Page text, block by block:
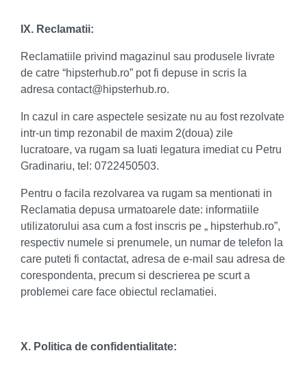
IX. Reclamatii:
Reclamatiile privind magazinul sau produsele livrate
de catre “hipsterhub.ro” pot fi depuse in scris la
adresa contact@hipsterhub.ro.
In cazul in care aspectele sesizate nu au fost rezolvate
intr-un timp rezonabil de maxim 2(doua) zile
lucratoare, va rugam sa luati legatura imediat cu Petru
Gradinariu, tel: 0722450503.
Pentru o facila rezolvarea va rugam sa mentionati in
Reclamatia depusa urmatoarele date: informatiile
utilizatorului asa cum a fost inscris pe „ hipsterhub.ro”,
respectiv numele si prenumele, un numar de telefon la
care puteti fi contactat, adresa de e-mail sau adresa de
corespondenta, precum si descrierea pe scurt a
problemei care face obiectul reclamatiei.
X. Politica de confidentialitate: